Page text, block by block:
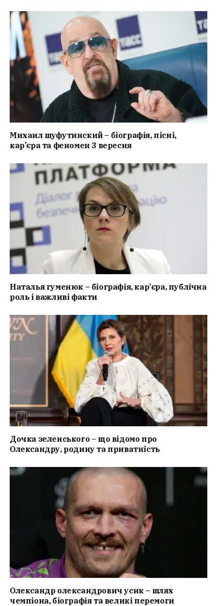
Михаил шуфутинский – біографія, пісні,
кар’єра та феномен 3 вересня
Наталья гуменюк – біографія, кар’єра, публічна
роль і важливі факти
Дочка зеленського – що відомо про
Олександру, родину та приватність
Олександр олександрович усик – шлях
чемпіона, біографія та великі перемоги